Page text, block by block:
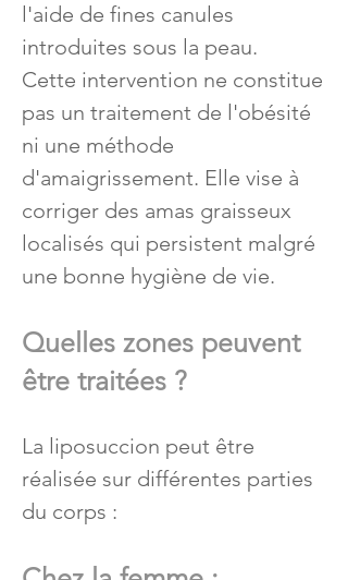
l'aide de fines canules
introduites sous la peau.
Cette intervention ne constitue
pas un traitement de l'obésité
ni une méthode
d'amaigrissement. Elle vise à
corriger des amas graisseux
localisés qui persistent malgré
une bonne hygiène de vie.
Quelles zones peuvent
être traitées ?
La liposuccion peut être
réalisée sur différentes parties
du corps :